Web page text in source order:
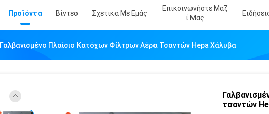
Προϊόντα Βίντεο Σχετικά Με Εμάς
Επικοινωνήστε Μαζ
Ί Μας
Γαλβανισμένο Πλαίσιο Κατόχων Φίλτρων Αέρα Τσαντών Hepa Χάλυβα
τσαντών